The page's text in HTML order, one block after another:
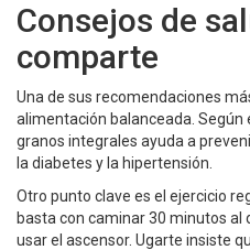
Consejos de
comparte
Una de sus recomendaciones
alimentación balanceada. Según
granos integrales ayuda a
la diabetes y la hipertensión.
Otro punto clave es el ejercicio
basta con caminar 30 minutos al
usar el ascensor. Ugarte insiste